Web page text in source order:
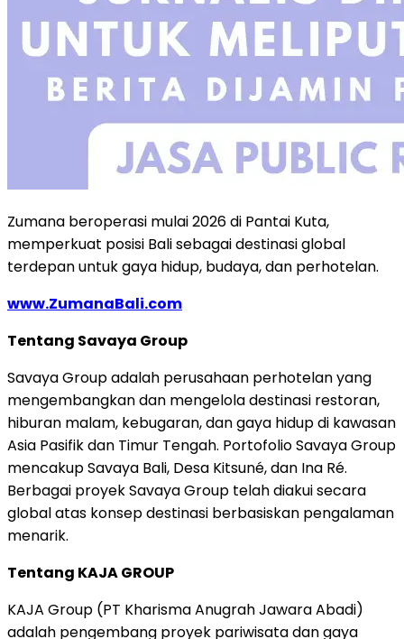
Zumana beroperasi mulai 2026 di Pantai Kuta,
memperkuat posisi Bali sebagai destinasi global
terdepan untuk gaya hidup, budaya, dan perhotelan.
www.ZumanaBali.com
Tentang Savaya Group
Savaya Group adalah perusahaan perhotelan yang
mengembangkan dan mengelola destinasi restoran,
hiburan malam, kebugaran, dan gaya hidup di kawasan
Asia Pasifik dan Timur Tengah. Portofolio Savaya Group
mencakup Savaya Bali, Desa Kitsuné, dan Ina Ré.
Berbagai proyek Savaya Group telah diakui secara
global atas konsep destinasi berbasiskan pengalaman
menarik.
Tentang KAJA GROUP
KAJA Group (PT Kharisma Anugrah Jawara Abadi)
adalah pengembang proyek pariwisata dan gaya